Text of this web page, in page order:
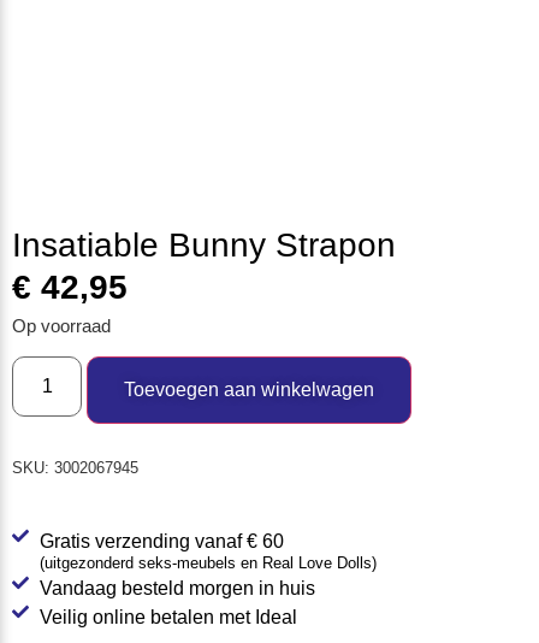
Insatiable Bunny Strapon
€ 42,95
Op voorraad
Toevoegen aan winkelwagen
SKU: 3002067945
Gratis verzending vanaf € 60
(uitgezonderd seks-meubels en Real Love Dolls)
Vandaag besteld morgen in huis
Veilig online betalen met Ideal